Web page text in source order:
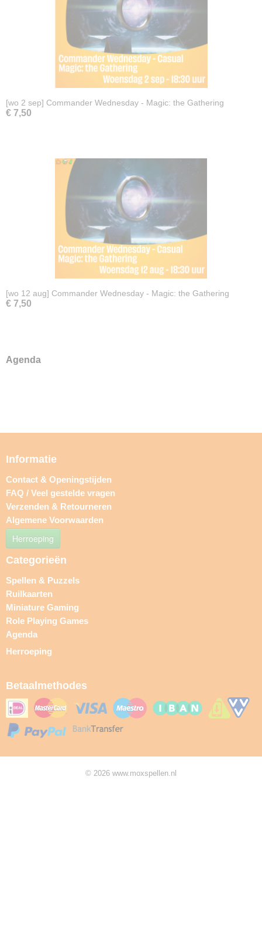
[wo 2 sep] Commander Wednesday - Magic: the Gathering
€ 7,50
[wo 12 aug] Commander Wednesday - Magic: the Gathering
€ 7,50
Agenda
Informatie
Contact & Openingstijden
FAQ / Veel gestelde vragen
Verzenden & Retourneren
Algemene Voorwaarden
Herroeping
Categorieën
Spellen & Puzzels
Ruilkaarten
Miniature Gaming
Role Playing Games
Agenda
Herroeping
Betaalmethodes
© 2026 www.moxspellen.nl